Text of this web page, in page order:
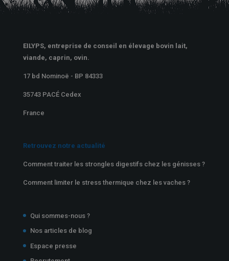
EILYPS, entreprise de conseil en élevage bovin lait,
viande, caprin, ovin.
17 bd Nominoë - BP 84333
35743 PACÉ Cedex
France
Retrouvez notre actualité
Comment traiter les strongles digestifs chez les génisses ?
Comment limiter le stress thermique chez les vaches ?
Qui sommes-nous ?
Nos articles de blog
Espace presse